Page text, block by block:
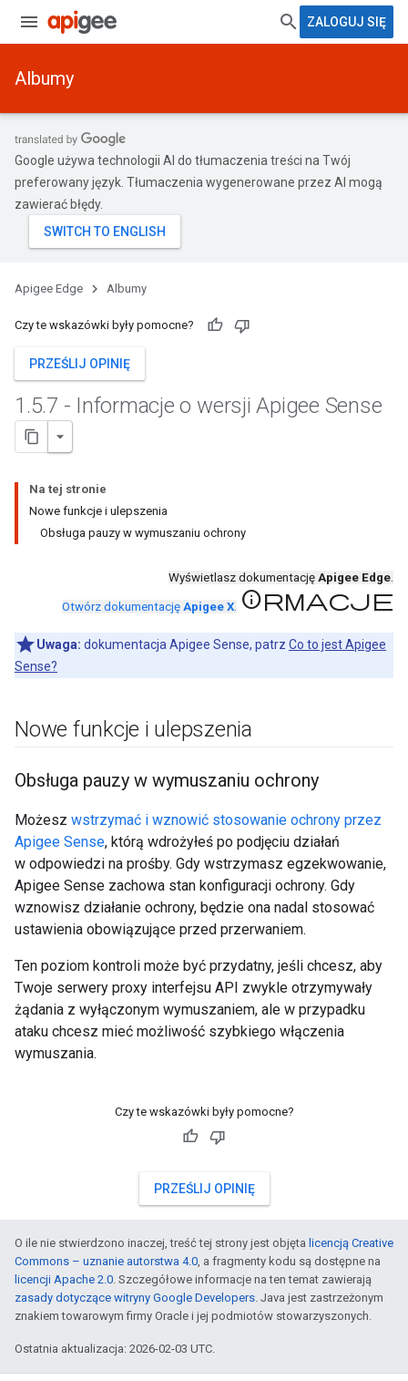
ZALOGUJ SIĘ
Albumy
Google używa technologii AI do tłumaczenia treści na Twój
preferowany język. Tłumaczenia wygenerowane przez AI mogą
zawierać błędy.
Apigee Edge Albumy
Czy te wskazówki były pomocne?
PRZEŚLIJ OPINIĘ
1 .5.7 - Informacje o wersji Apigee Sense
Na tej stronie
Nowe funkcje i ulepszenia
Obsługa pauzy w wymuszaniu ochrony
Wyświetlasz dokumentację Apigee Edge.
Otwórz dokumentację Apigee X. Informacje
Uwaga: dokumentacja Apigee Sense, patrz Co to jest Apigee
Sense?
Nowe funkcje i ulepszenia
Obsługa pauzy w wymuszaniu ochrony
Możesz wstrzymać i wznowić stosowanie ochrony przez
Apigee Sense, którą wdrożyłeś po podjęciu działań
w odpowiedzi na prośby. Gdy wstrzymasz egzekwowanie,
Apigee Sense zachowa stan konfiguracji ochrony. Gdy
wznowisz działanie ochrony, będzie ona nadal stosować
ustawienia obowiązujące przed przerwaniem.
Ten poziom kontroli może być przydatny, jeśli chcesz, aby
Twoje serwery proxy interfejsu API zwykle otrzymywały
żądania z wyłączonym wymuszaniem, ale w przypadku
ataku chcesz mieć możliwość szybkiego włączenia
wymuszania.
Czy te wskazówki były pomocne?
PRZEŚLIJ OPINIĘ
O ile nie stwierdzono inaczej, treść tej strony jest objęta licencją Creative
Commons – uznanie autorstwa 4.0, a fragmenty kodu są dostępne na
licencji Apache 2.0. Szczegółowe informacje na ten temat zawierają
zasady dotyczące witryny Google Developers. Java jest zastrzeżonym
znakiem towarowym firmy Oracle i jej podmiotów stowarzyszonych.
Ostatnia aktualizacja: 2026-02-03 UTC.